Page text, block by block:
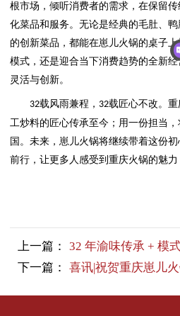
根市场，倾听消费者的需求，在保留
化菜品和服务。无论是经典的毛肚、
的创新菜品，都能在崽儿火锅的桌子
模式，还是迎合当下消费趋势的全新
灵活与创新。
32载风雨兼程， 32载匠心不改。
工炒料的匠心传承至今；用一份担当
国。未来，崽儿火锅将继续带着这份
前行，让更多人感受到重庆火锅的魅力
上一篇：
下一篇：